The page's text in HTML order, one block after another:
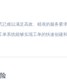
难以满足高效、精准的服务
系统能够实现工单的快速创